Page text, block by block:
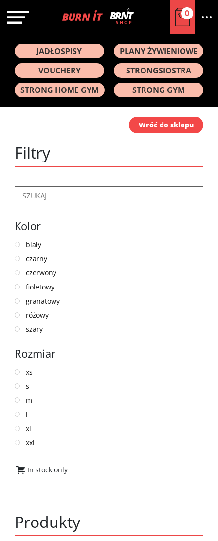
SHOP
0
JADŁOSPISY
PLANY ŻYWIENIOWE
VOUCHERY
STRONGSIOSTRA
STRONG HOME GYM
STRONG GYM
Wróć do sklepu
Filtry
Enter
Keyword
Product
Kolor
biały
czarny
czerwony
fioletowy
granatowy
różowy
szary
Rozmiar
xs
s
m
l
xl
xxl
In stock only
Produkty